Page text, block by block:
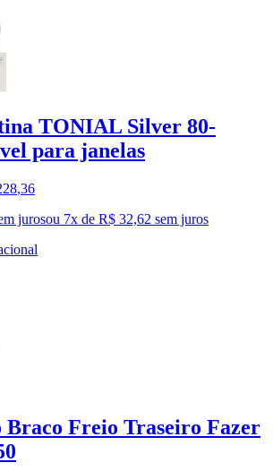
TONIAL Silver 80-
para janelas
,36
jurosou 7x de R$ 32,62 sem juros
Braco Freio Traseiro Fazer